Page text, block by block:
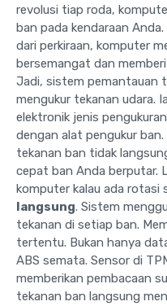
revolusi tiap roda,
ban pada kendaraan
dari perkiraan, komputer
bersemangat dan
Jadi, sistem pemantauan
mengukur tekanan udara.
elektronik jenis
dengan alat pengukur
tekanan ban tidak
cepat ban Anda berputar.
komputer kalau ada rotasi
langsung. Sistem
tekanan di setiap ban.
tertentu. Bukan hanya
ABS semata. Sensor di
memberikan pembacaan
tekanan ban langsung